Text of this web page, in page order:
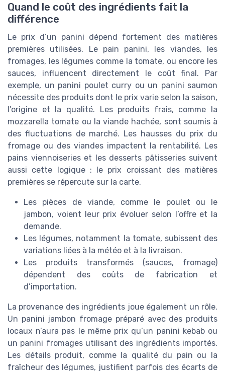
Quand le coût des ingrédients fait la
différence
Le prix d’un panini dépend fortement des matières
premières utilisées. Le pain panini, les viandes, les
fromages, les légumes comme la tomate, ou encore les
sauces, influencent directement le coût final. Par
exemple, un panini poulet curry ou un panini saumon
nécessite des produits dont le prix varie selon la saison,
l’origine et la qualité. Les produits frais, comme la
mozzarella tomate ou la viande hachée, sont soumis à
des fluctuations de marché. Les hausses du prix du
fromage ou des viandes impactent la rentabilité. Les
pains viennoiseries et les desserts pâtisseries suivent
aussi cette logique : le prix croissant des matières
premières se répercute sur la carte.
Les pièces de viande, comme le poulet ou le
jambon, voient leur prix évoluer selon l’offre et la
demande.
Les légumes, notamment la tomate, subissent des
variations liées à la météo et à la livraison.
Les produits transformés (sauces, fromage)
dépendent des coûts de fabrication et
d’importation.
La provenance des ingrédients joue également un rôle.
Un panini jambon fromage préparé avec des produits
locaux n’aura pas le même prix qu’un panini kebab ou
un panini fromages utilisant des ingrédients importés.
Les détails produit, comme la qualité du pain ou la
fraîcheur des légumes, justifient parfois des écarts de